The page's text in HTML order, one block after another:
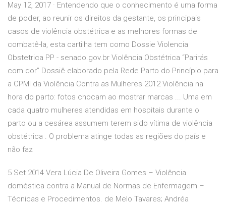
May 12, 2017 · Entendendo que o conhecimento é uma forma
de poder, ao reunir os direitos da gestante, os principais
casos de violência obstétrica e as melhores formas de
combatê-la, esta cartilha tem como Dossie Violencia
Obstetrica PP - senado.gov.br Violência Obstétrica “Parirás
com dor” Dossiê elaborado pela Rede Parto do Princípio para
a CPMI da Violência Contra as Mulheres 2012 Violência na
hora do parto: fotos chocam ao mostrar marcas ... Uma em
cada quatro mulheres atendidas em hospitais durante o
parto ou a cesárea assumem terem sido vítima de violência
obstétrica . O problema atinge todas as regiões do país e
não faz
5 Set 2014 Vera Lúcia De Oliveira Gomes – Violência
doméstica contra a Manual de Normas de Enfermagem –
Técnicas e Procedimentos. de Melo Tavares; Andréa